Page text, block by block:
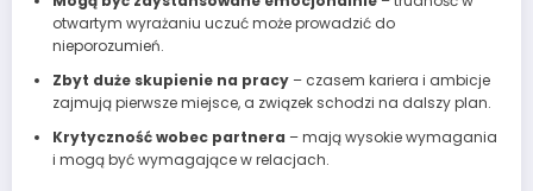
otwartym wyrażaniu uczuć może prowadzić do
nieporozumień.
Zbyt duże skupienie na pracy– czasem kariera i ambicje
zajmują pierwsze miejsce, a związek schodzi na dalszy plan.
Krytyczność wobec partnera – mają wysokie wymagania
i mogą być wymagające w relacjach.